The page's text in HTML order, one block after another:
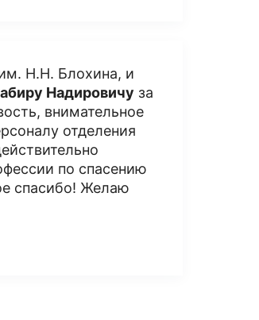
Н.Н. Блохина, и
Надировичу за
внимательное
отделения
по спасению
спасибо! Желаю